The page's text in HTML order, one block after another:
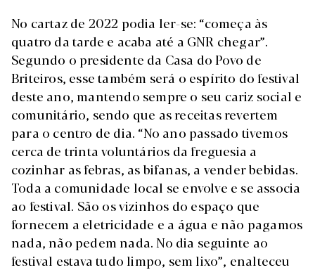
No cartaz de 2022 podia ler-se: “começa às
quatro da tarde e acaba até a GNR chegar”.
Segundo o presidente da Casa do Povo de
Briteiros, esse também será o espírito do festival
deste ano, mantendo sempre o seu cariz social e
comunitário, sendo que as receitas revertem
para o centro de dia. “No ano passado tivemos
cerca de trinta voluntários da freguesia a
cozinhar as febras, as bifanas, a vender bebidas.
Toda a comunidade local se envolve e se associa
ao festival. São os vizinhos do espaço que
fornecem a eletricidade e a água e não pagamos
nada, não pedem nada. No dia seguinte ao
festival estava tudo limpo, sem lixo”, enalteceu